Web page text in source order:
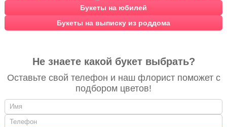
Букеты на юбилей
Букеты на выписку из роддома
Не знаете какой букет выбрать?
Оставьте свой телефон и наш флорист поможет с
подбором цветов!